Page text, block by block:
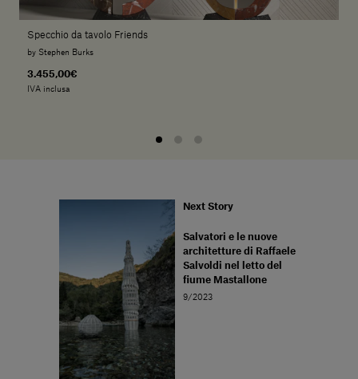
Specchio da tavolo Friends
by Stephen Burks
3.455,00€
IVA inclusa
Next Story
Salvatori e le nuove
architetture di Raffaele
Salvoldi nel letto del
fiume Mastallone
9/2023